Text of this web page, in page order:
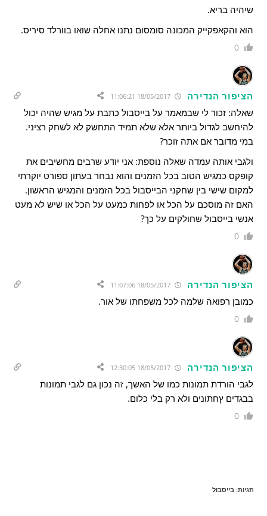
שיהיה בריא.
הוא והקאפקייק המכונה סומסום נתנו אחלה שואו בוורלד סיריס.
0
הציפור הנדירה
שאלה: זכור לי שבמאמר על בייסבול כתבת על מגיש שהיה יכול
להיחשב לגדול ביותר אלא שלא תמיד התחשק לא לשחק רציני.
במי מדובר אם אתה זוכר?
ולגבי אותה עמדה שאלה נוספת: אני יודע שרבים מחשיבים את
קופקס כמגיש הטוב בכל הזמנים והוא נבחר בעתון ספורט יוקרתי
למקום שישי בין שחקני הבייסבול בכל הזמנים והמגיש הראשון.
האם זה מוסכם על הכל או לפחות כמעט על הכל או שיש לא מעט
אנשי בייסבול שחולקים על כך?
0
הציפור הנדירה
כמובן רפואה שלמה לכל משפחתו של אור.
0
הציפור הנדירה
לגבי הורדת תמונות כמו של האשך, זה נכון גם לגבי תמונות
בבגדים ץחתונים ולא רק בלי כלום.
0
תגיות:בייסבול